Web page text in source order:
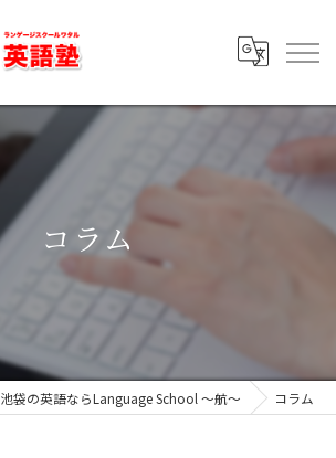
コラム
池袋の英語ならLanguage School ～航～ コラム